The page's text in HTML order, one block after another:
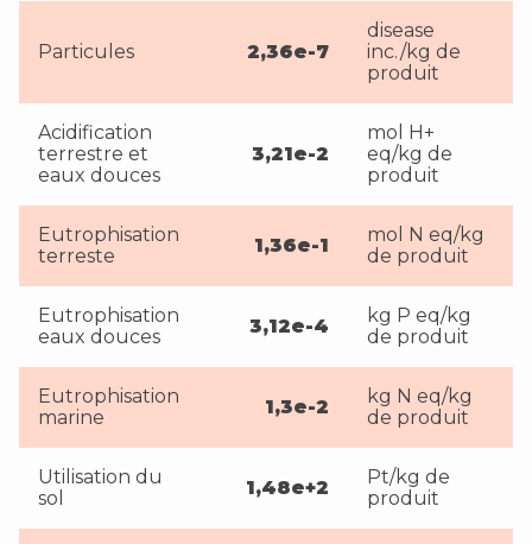
Particules 2,36e-7
disease
inc./kg de
produit
Acidification
terrestre et
eaux douces
3,21e-2
mol H+
eq/kg de
produit
Eutrophisation
terreste
1,36e-1
mol N eq/kg
de produit
Eutrophisation
eaux douces
3,12e-4
kg P eq/kg
de produit
Eutrophisation
marine
1,3e-2
kg N eq/kg
de produit
Utilisation du
sol
1,48e+2
Pt/kg de
produit